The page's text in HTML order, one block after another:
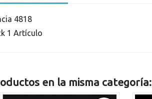
4818
1 Artículo
en la misma categoría: